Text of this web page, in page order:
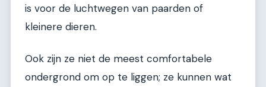
is voor de luchtwegen van paarden of
kleinere dieren.
Ook zijn ze niet de meest comfortabele
ondergrond om op te liggen; ze kunnen wat